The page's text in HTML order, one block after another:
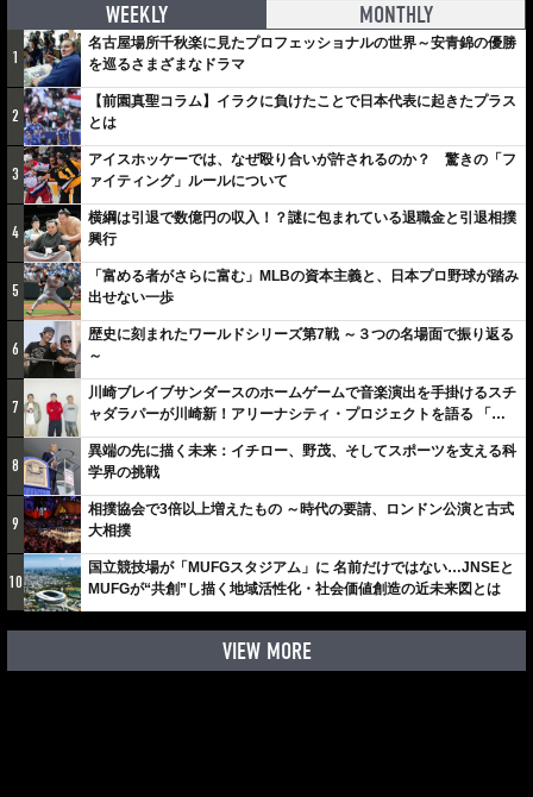
WEEKLY MONTHLY
1
名古屋場所千秋楽に見たプロフェッショナルの世界～安青錦の優勝
を巡るさまざまなドラマ
2
【前園真聖コラム】イラクに負けたことで日本代表に起きたプラス
とは
3
アイスホッケーでは、なぜ殴り合いが許されるのか？ 驚きの「フ
ァイティング」ルールについて
4
横綱は引退で数億円の収入！？謎に包まれている退職金と引退相撲
興行
5
「富める者がさらに富む」MLBの資本主義と、日本プロ野球が踏み
出せない一歩
6
歴史に刻まれたワールドシリーズ第7戦 ～３つの名場面で振り返る
～
7
川崎ブレイブサンダースのホームゲームで音楽演出を手掛けるスチ
ャダラパーが川崎新！アリーナシティ・プロジェクトを語る 「楽
しみでしかないでしょ。川崎は、ずっと成長曲線だから」
8
異端の先に描く未来：イチロー、野茂、そしてスポーツを支える科
学界の挑戦
9
相撲協会で3倍以上増えたもの ～時代の要請、ロンドン公演と古式
大相撲
10
国立競技場が「MUFGスタジアム」に 名前だけではない…JNSEと
MUFGが“共創”し描く地域活性化・社会価値創造の近未来図とは
VIEW MORE